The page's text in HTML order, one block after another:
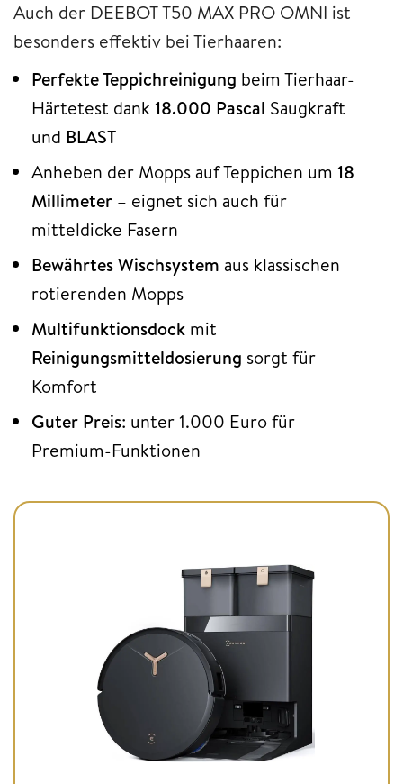
Auch der DEEBOT T50 MAX PRO OMNI ist
besonders effektiv bei Tierhaaren:
Perfekte Teppichreinigung beim Tierhaar-
Härtetest dank 18.000 Pascal Saugkraft
und BLAST
Anheben der Mopps auf Teppichen um 18
Millimeter – eignet sich auch für
mitteldicke Fasern
Bewährtes Wischsystem aus klassischen
rotierenden Mopps
Multifunktionsdock mit
Reinigungsmitteldosierung sorgt für
Komfort
Guter Preis: unter 1.000 Euro für
Premium-Funktionen